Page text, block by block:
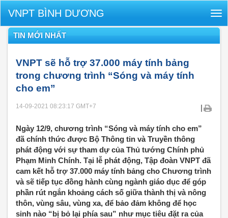
VNPT BÌNH DƯƠNG
TIN MỚI NHẤT
VNPT sẽ hỗ trợ 37.000 máy tính bảng
trong chương trình “Sóng và máy tính
cho em”
14-09-2021 08:23:17 GMT+7 |
Ngày 12/9, chương trình “Sóng và máy tính cho em”
đã chính thức được Bộ Thông tin và Truyền thông
phát động với sự tham dự của Thủ tướng Chính phủ
Phạm Minh Chính. Tại lễ phát động, Tập đoàn VNPT đã
cam kết hỗ trợ 37.000 máy tính bảng cho Chương trình
và sẽ tiếp tục đồng hành cùng ngành giáo dục để góp
phần rút ngắn khoảng cách số giữa thành thị và nông
thôn, vùng sâu, vùng xa, để bảo đảm không để học
sinh nào “bị bỏ lại phía sau” như mục tiêu đặt ra của